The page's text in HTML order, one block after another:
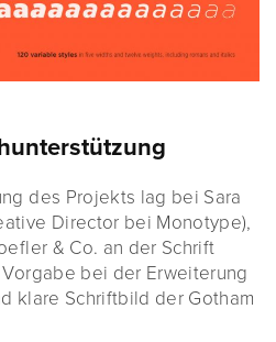
des Projekts lag bei Sara
Director bei Monotype),
& Co. an der Schrift
bei der Erweiterung
klare Schriftbild der Gotham